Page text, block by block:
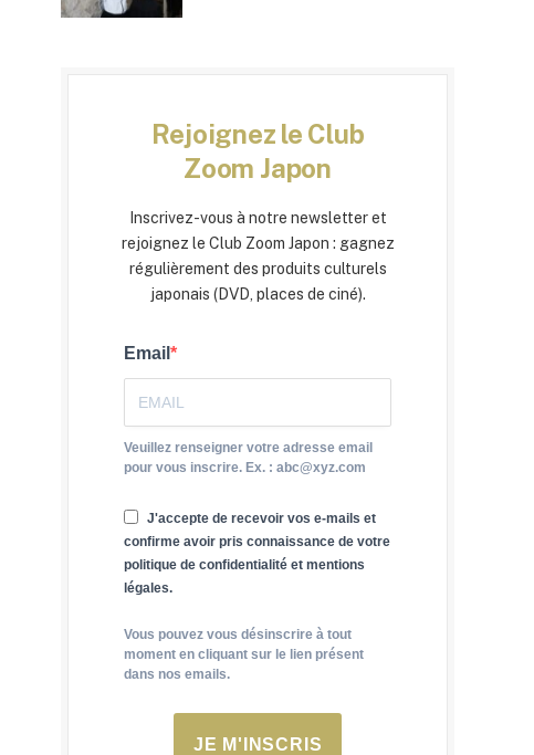
Rejoignez le Club
Zoom Japon
Inscrivez-vous à notre newsletter et
rejoignez le Club Zoom Japon : gagnez
régulièrement des produits culturels
japonais (DVD, places de ciné).
Email
Veuillez renseigner votre adresse email
pour vous inscrire. Ex. : abc@xyz.com
J'accepte de recevoir vos e-mails et
confirme avoir pris connaissance de votre
politique de confidentialité et mentions
légales.
Vous pouvez vous désinscrire à tout
moment en cliquant sur le lien présent
dans nos emails.
JE M'INSCRIS